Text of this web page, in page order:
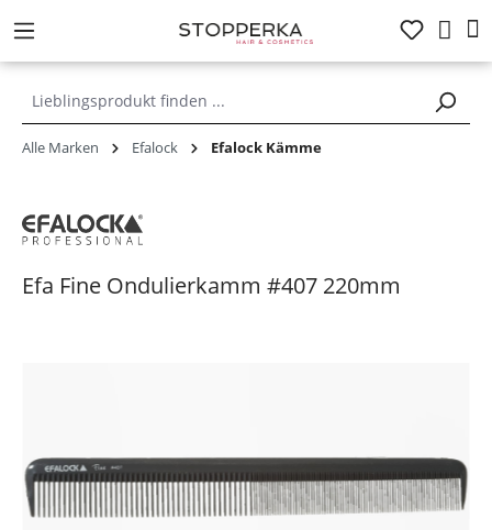
springen
Alle Marken Efalock Efalock Kämme
Efa Fine Ondulierkamm #407 220mm